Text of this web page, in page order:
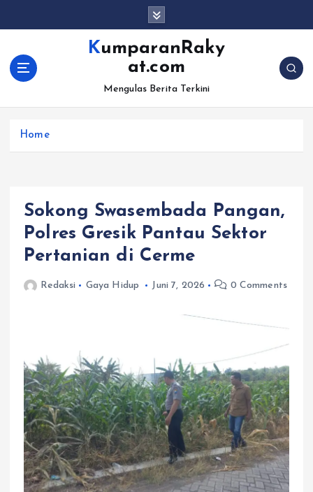
KumparanRaky
at.com
Mengulas Berita Terkini
Home
Sokong Swasembada Pangan,
Polres Gresik Pantau Sektor
Pertanian di Cerme
Redaksi Gaya Hidup Juni 7, 2026 0 Comments